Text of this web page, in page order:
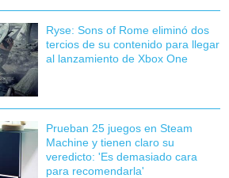
Ryse: Sons of Rome eliminó dos
tercios de su contenido para llegar
al lanzamiento de Xbox One
Prueban 25 juegos en Steam
Machine y tienen claro su
veredicto: 'Es demasiado cara
para recomendarla'